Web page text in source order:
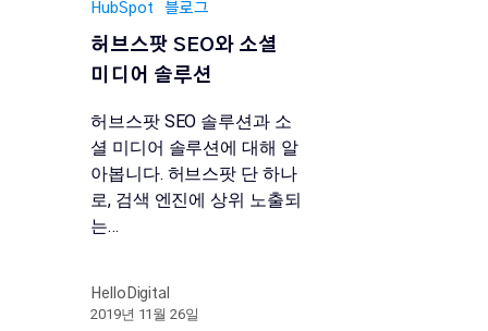
HubSpot 블로그
허브스팟 SEO와 소셜
미디어 솔루션
허브스팟 SEO 솔루션과 소
셜 미디어 솔루션에 대해 알
아봅니다. 허브스팟 단 하나
로, 검색 엔진에 상위 노출되
는…
HelloDigital
2019년 11월 26일